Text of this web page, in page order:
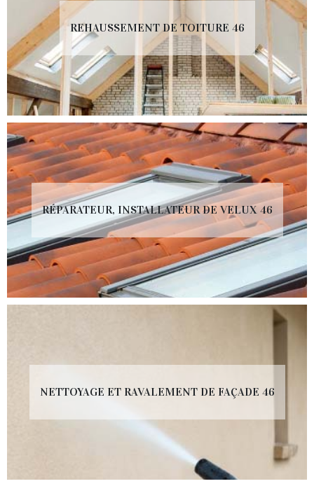
REHAUSSEMENT DE TOITURE 46
RÉPARATEUR, INSTALLATEUR DE VELUX 46
NETTOYAGE ET RAVALEMENT DE FAÇADE 46